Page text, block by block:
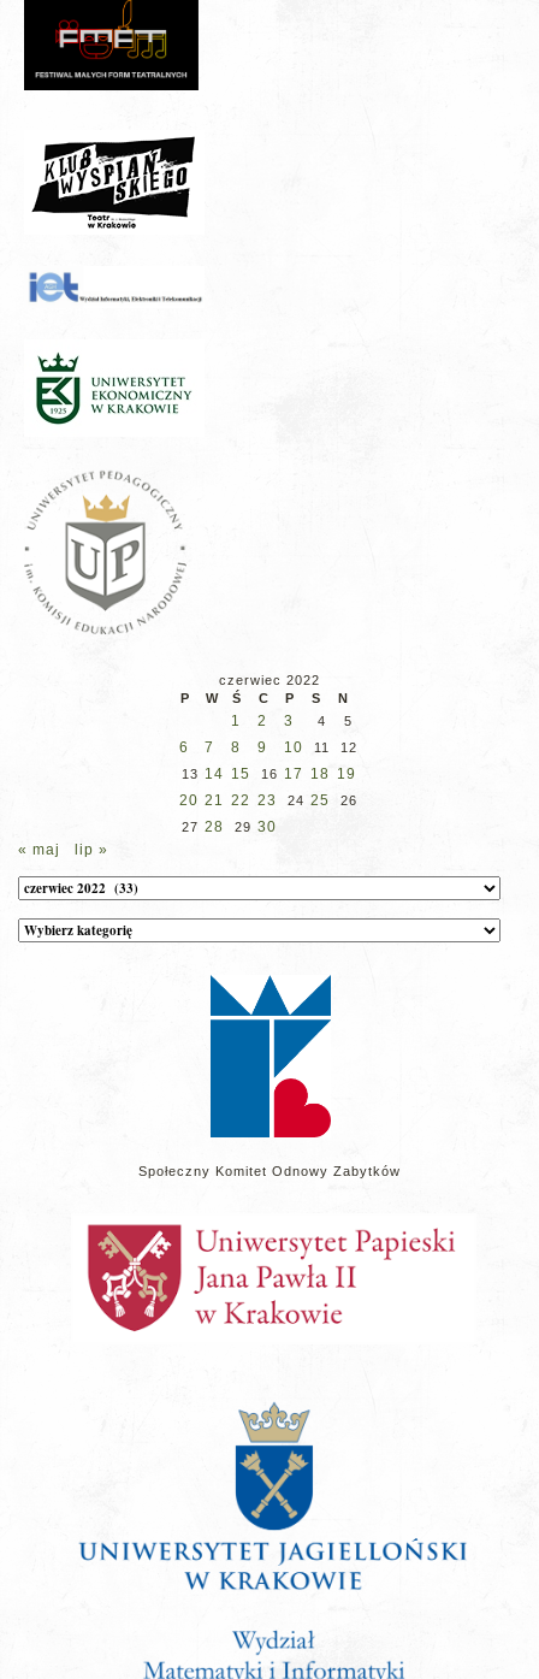
czerwiec 2022
P
W Ś C P S N
1 2 3 4 5
6 7 8 9 10 11
12
13 14 15 16 17 18 19
20 21 22 23 24 25
26
27 28 29 30
« maj
lip »
Archiwum
Kategorie
wpisów
Społeczny Komitet Odnowy Zabytków